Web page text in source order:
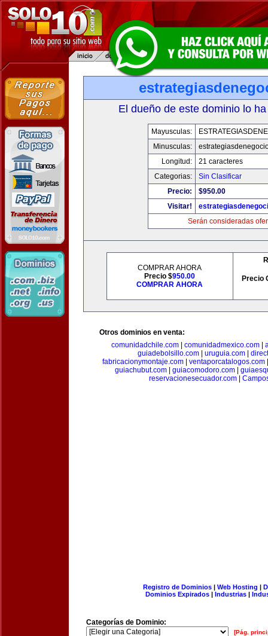
El dueño de este dominio lo
Mayusculas:
Minusculas:
Longitud:
21 caracteres
Categorias:
Sin Clasificar
Precio:
$950.00
Visitar!
Serán consideradas
COMPRAR AHORA
Precio $950.00
COMPRAR AHORA
Precio
Otros dominios en venta:
comunidadchile.com
comunidadmexico.com
guiadebolsillo.com| uruguia.com|
fabricacionymontaje.com| ventaporcatalogos.com
guiachubut.com
guiacomodoro.com
reservacionesecuador.com
Registro de Dominios| Web Hosting |
Dominios Expirados | Industrias |
Categorías de Dominio:
[Pág.